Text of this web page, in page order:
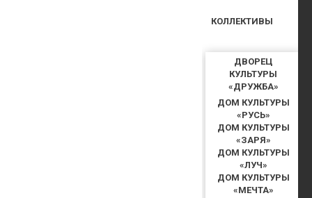
ДВОРЕЦ
КУЛЬТУРЫ
«ДРУЖБА»
ДОМ КУЛЬТУРЫ
«РУСЬ»
ДОМ КУЛЬТУРЫ
«ЗАРЯ»
ДОМ КУЛЬТУРЫ
«ЛУЧ»
ДОМ КУЛЬТУРЫ
«МЕЧТА»
КОЛЛЕКТИВЫ